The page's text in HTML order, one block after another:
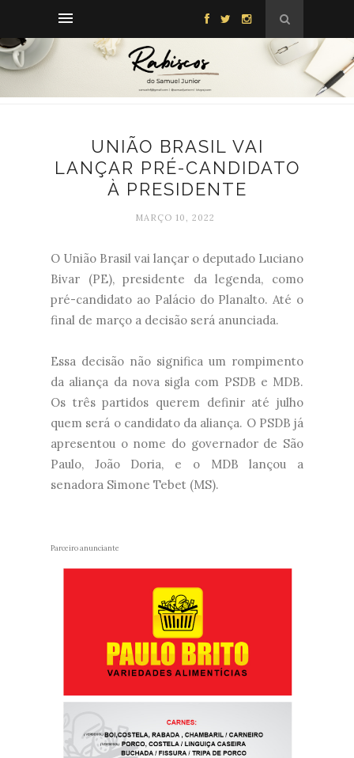
UNIÃO BRASIL VAI
LANÇAR PRÉ-CANDIDATO
À PRESIDENTE
MARÇO 10, 2022
O União Brasil vai lançar o deputado Luciano
Bivar (PE), presidente da legenda, como
pré-candidato ao Palácio do Planalto. Até o
final de março a decisão será anunciada.
Essa decisão não significa um rompimento
da aliança da nova sigla com PSDB e MDB.
Os três partidos querem definir até julho
quem será o candidato da aliança. O PSDB já
apresentou o nome do governador de São
Paulo, João Doria, e o MDB lançou a
senadora Simone Tebet (MS).
Parceiro anunciante